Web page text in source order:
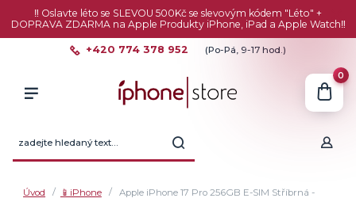
‼️ Oslavte léto se SLEVOU 500Kč se slevovým kódem "Léto" +
DOPRAVA ZDARMA na Apple Produkty iPhone, iPad a Apple Watch‼️
+420 774 378 952 (Po-Pá, 9-17 hod.)
0
Úvod 📱iPhone
Apple iPhone 17 Pro 256GB E-SIM Stříbrná -